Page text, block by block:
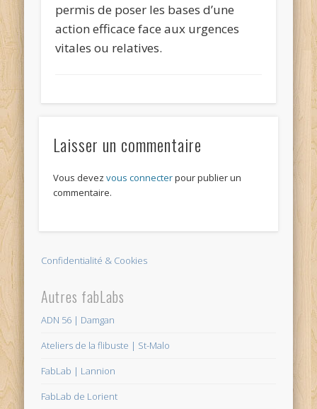
permis de poser les bases d’une
action efficace face aux urgences
vitales ou relatives.
Laisser un commentaire
Vous devez vous connecterpour publier un
commentaire.
Confidentialité & Cookies
Autres fabLabs
ADN 56 | Damgan
Ateliers de la flibuste | St-Malo
FabLab | Lannion
FabLab de Lorient